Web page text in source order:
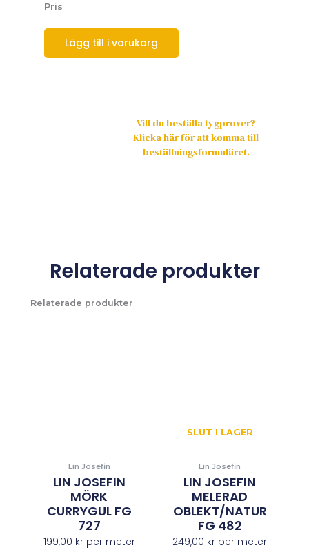
Pris
Lägg till i varukorg
Vill du beställa tygprover?
Klicka här för att komma till
beställningsformuläret.
Relaterade produkter
Relaterade produkter
Lin Josefin
LIN JOSEFIN
MÖRK
CURRYGUL FG
727
199,00 krper meter
SLUT I LAGER
Lin Josefin
LIN JOSEFIN
MELERAD
OBLEKT/NATUR
FG 482
249,00 kr per meter